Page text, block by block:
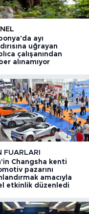
ayı
uğrayan
çalışanından
alınamıyor
FUARLARI
Changsha kenti
pazarını
amacıyla
etkinlik düzenledi